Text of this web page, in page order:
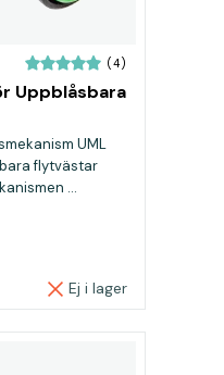
(4)
Uppblåsbara
UML
flytvästar
...
Ej i lager